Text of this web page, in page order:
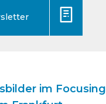
im Focusing